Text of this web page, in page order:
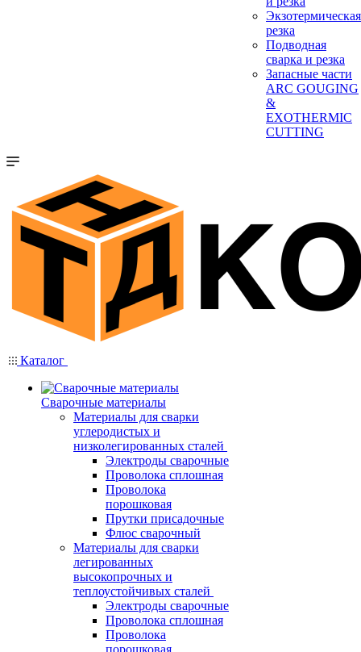
Экзотермическая
резка
Подводная
сварка и резка
Запасные части
ARC GOUGING
&
EXOTHERMIC
CUTTING
Каталог
Сварочные материалы
Материалы для сварки
углеродистых и
низколегированных сталей
Электроды сварочные
Проволока сплошная
Проволока
порошковая
Прутки присадочные
Флюс сварочный
Материалы для сварки
легированных
высокопрочных и
теплоустойчивых сталей
Электроды сварочные
Проволока сплошная
Проволока
порошковая